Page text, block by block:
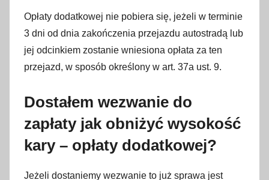
Opłaty dodatkowej nie pobiera się, jeżeli w terminie
3 dni od dnia zakończenia przejazdu autostradą lub
jej odcinkiem zostanie wniesiona opłata za ten
przejazd, w sposób określony w art. 37a ust. 9.
Dostałem wezwanie do
zapłaty jak obniżyć wysokość
kary – opłaty dodatkowej?
Jeżeli dostaniemy wezwanie to już sprawa jest